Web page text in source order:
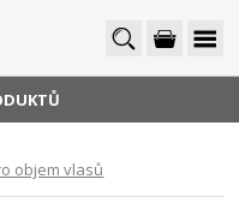
objem vlasů